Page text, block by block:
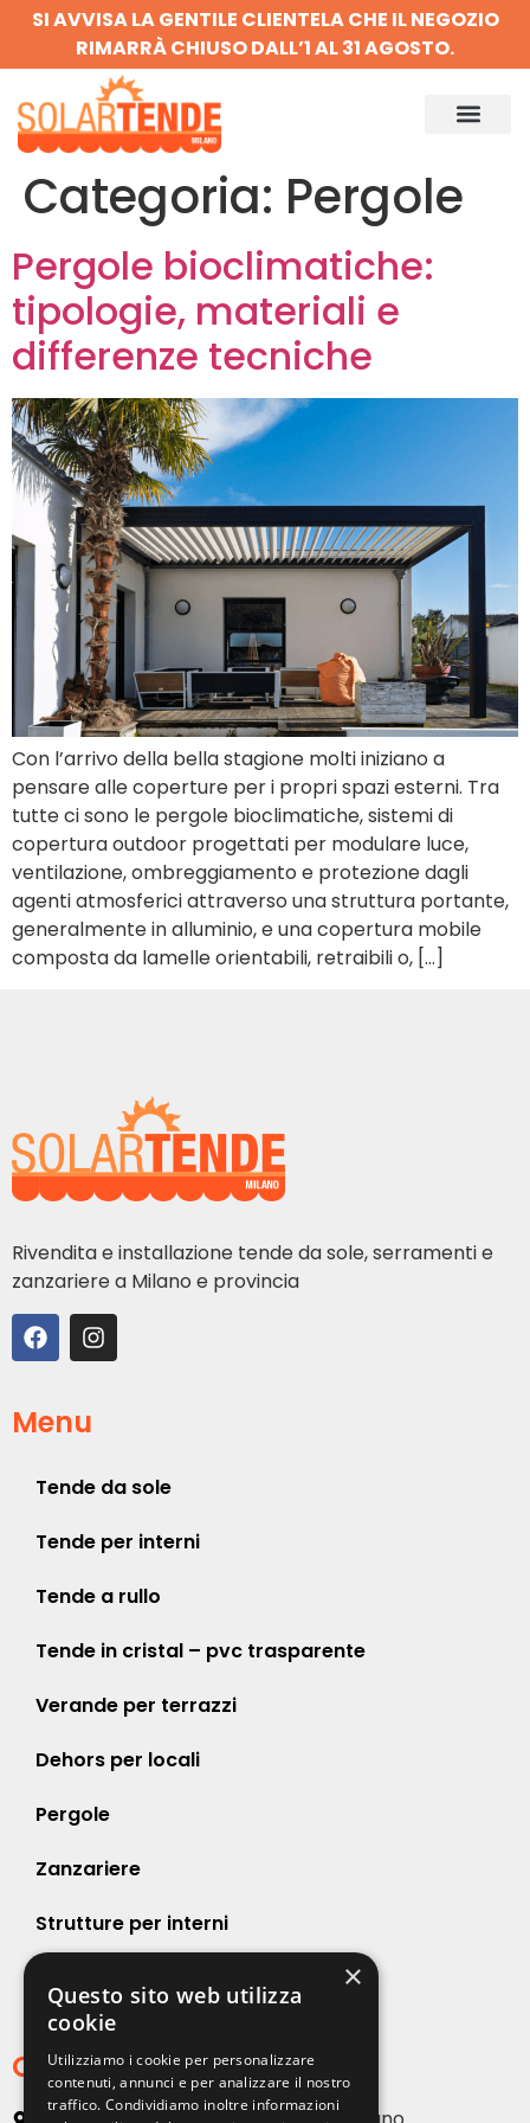
SI AVVISA LA GENTILE CLIENTELA CHE IL NEGOZIO
RIMARRÀ CHIUSO DALL’1 AL 31 AGOSTO.
Categoria: Pergole
Pergole bioclimatiche:
tipologie, materiali e
differenze tecniche
Con l’arrivo della bella stagione molti iniziano a
pensare alle coperture per i propri spazi esterni. Tra
tutte ci sono le pergole bioclimatiche, sistemi di
copertura outdoor progettati per modulare luce,
ventilazione, ombreggiamento e protezione dagli
agenti atmosferici attraverso una struttura portante,
generalmente in alluminio, e una copertura mobile
composta da lamelle orientabili, retraibili o, […]
Rivendita e installazione tende da sole, serramenti e
zanzariere a Milano e provincia
Menu
Tende da sole
Tende per interni
Tende a rullo
Tende in cristal – pvc trasparente
Verande per terrazzi
Dehors per locali
Pergole
Zanzariere
Strutture per interni
Contatti
×
Questo sito web utilizza
cookie
Utilizziamo i cookie per personalizzare
contenuti, annunci e per analizzare il nostro
traffico. Condividiamo inoltre informazioni